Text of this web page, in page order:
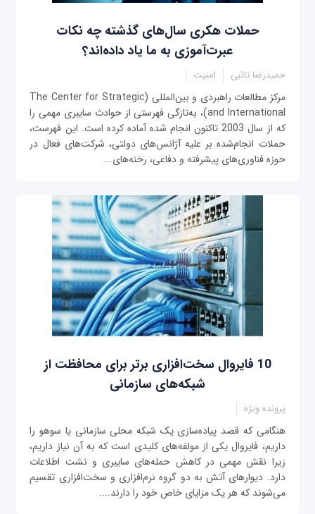
حملات هکری سال‌های گذشته چه نکات
عبرت‌آموزی به ما یاد داده‌اند؟
حمیدرضا تائبی امنیت
مرکز مطالعات راهبردی و بین‌المللی (The Center for Strategic
and International)، به‌تازگی فهرستی از حوادث سایبری مهمی را
که از سال 2003 تاکنون انجام شده آماده کرده است. این فهرست،
حملات انجام‌شده بر علیه آژانس‌های دولتی، شرکت‌های فعال در
حوزه فناوری‌های پیشرفته و دفاعی، رخنه‌های...
10 فایروال‌ سخت‌افزاری برتر برای محافظت از
شبکه‌های سازمانی
پرونده ویژه
هنگامی که قصد پیاده‌سازی یک شبکه محلی سازمانی یا سوهو را
داریم، فایروال یکی از مولفه‌های کلیدی است که به آن نیاز داریم،
زیرا نقش مهمی در کاهش حمله‌های سایبری و نشت اطلاعات
دارد. دیوارهای آتش به دو گروه نرم‌افزاری و سخت‌افزاری تقسیم
می‌شوند که هر یک مزایای خاص خود را دارند....